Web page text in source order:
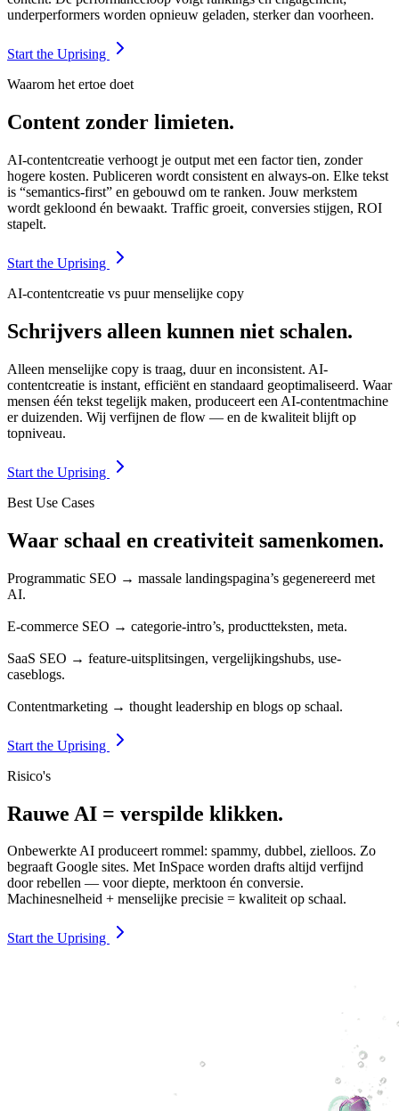
underperformers worden opnieuw geladen, sterker dan voorheen.
Start the Uprising
Waarom het ertoe doet
Content zonder limieten.
AI-contentcreatie verhoogt je output met een factor tien, zonder
hogere kosten. Publiceren wordt consistent en always-on. Elke tekst
is “semantics-first” en gebouwd om te ranken. Jouw merkstem
wordt gekloond én bewaakt. Traffic groeit, conversies stijgen, ROI
stapelt.
Start the Uprising
AI-contentcreatie vs puur menselijke copy
Schrijvers alleen kunnen niet schalen.
Alleen menselijke copy is traag, duur en inconsistent. AI-
contentcreatie is instant, efficiënt en standaard geoptimaliseerd. Waar
mensen één tekst tegelijk maken, produceert een AI-contentmachine
er duizenden. Wij verfijnen de flow — en de kwaliteit blijft op
topniveau.
Start the Uprising
Best Use Cases
Waar schaal en creativiteit samenkomen.
Programmatic SEO → massale landingspagina’s gegenereerd met
AI.
E-commerce SEO → categorie-intro’s, productteksten, meta.
SaaS SEO → feature-uitsplitsingen, vergelijkingshubs, use-
caseblogs.
Contentmarketing → thought leadership en blogs op schaal.
Start the Uprising
Risico's
Rauwe AI = verspilde klikken.
Onbewerkte AI produceert rommel: spammy, dubbel, zielloos. Zo
begraaft Google sites. Met InSpace worden drafts altijd verfijnd
door rebellen — voor diepte, merktoon én conversie.
Machinesnelheid + menselijke precisie = kwaliteit op schaal.
Start the Uprising